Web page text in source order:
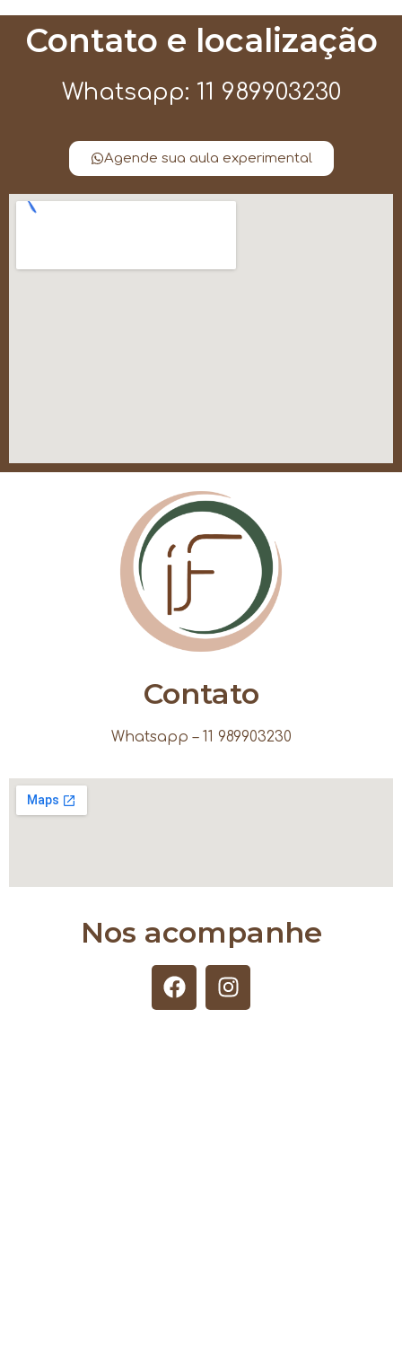
Contato e localização
Whatsapp: 11 989903230
Agende sua aula experimental
Contato
Whatsapp – 11 989903230
Nos acompanhe